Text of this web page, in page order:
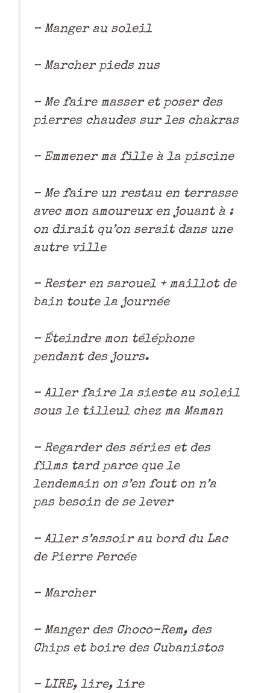
– Manger au soleil
– Marcher pieds nus
– Me faire masser et poser des
pierres chaudes sur les chakras
– Emmener ma fille à la piscine
– Me faire un restau en terrasse
avec mon amoureux en jouant à :
on dirait qu’on serait dans une
autre ville
– Rester en sarouel + maillot de
bain toute la journée
– Éteindre mon téléphone
pendant des jours.
– Aller faire la sieste au soleil
sous le tilleul chez ma Maman
– Regarder des séries et des
films tard parce que le
lendemain on s’en fout on n’a
pas besoin de se lever
– Aller s’assoir au bord du Lac
de Pierre Percée
– Marcher
– Manger des Choco-Rem, des
Chips et boire des Cubanistos
– LIRE, lire, lire